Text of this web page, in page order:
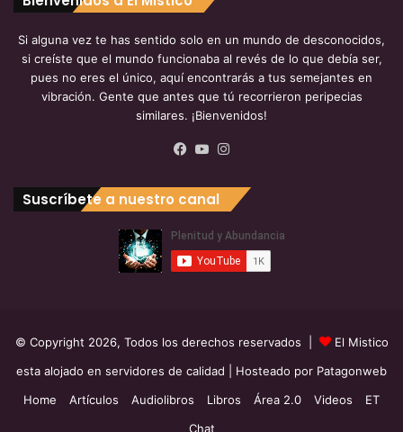
Si alguna vez te has sentido solo en un mundo de desconocidos,
si creíste que el mundo funcionaba al revés de lo que debía ser,
pues no eres el único, aquí encontrarás a tus semejantes en
vibración. Gente que antes que tú recorrieron peripecias
similares. ¡Bienvenidos!
Facebook
YouTube
Suscríbete a nuestro canal
© Copyright 2026, Todos los derechos reservados |
El Mistico
esta alojado en servidores de calidad | Hosteado por Patagonweb
Home
Artículos Audiolibros Libros Área 2.0 Videos
ET
Chat